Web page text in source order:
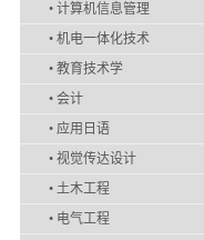
• 计算机信息管理
• 机电一体化技术
• 教育技术学
• 会计
• 应用日语
• 视觉传达设计
• 土木工程
• 电气工程